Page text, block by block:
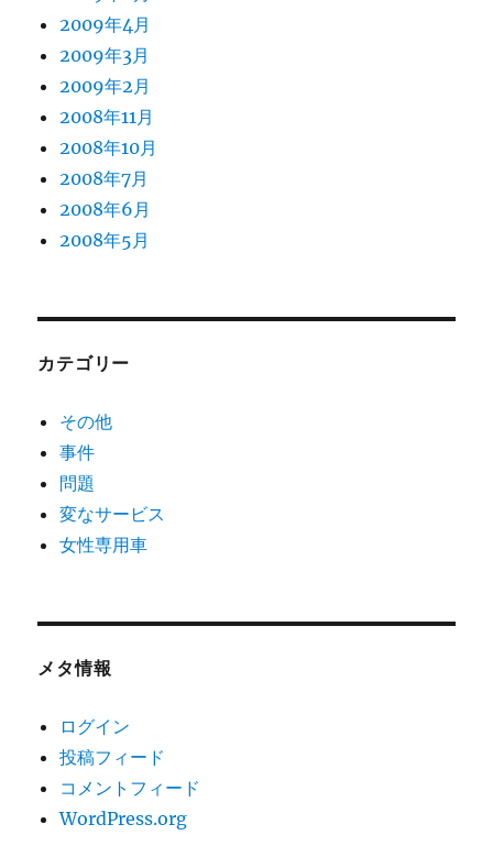
2009年4月
2009年3月
2009年2月
2008年11月
2008年10月
2008年7月
2008年6月
2008年5月
カテゴリー
その他
事件
問題
変なサービス
女性専用車
メタ情報
ログイン
投稿フィード
コメントフィード
WordPress.org